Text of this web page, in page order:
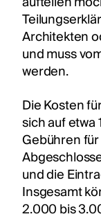
Architekten
und muss
werden.
Die Kosten
sich auf etwa
Gebühren
und die
Insgesamt
2.000 bis